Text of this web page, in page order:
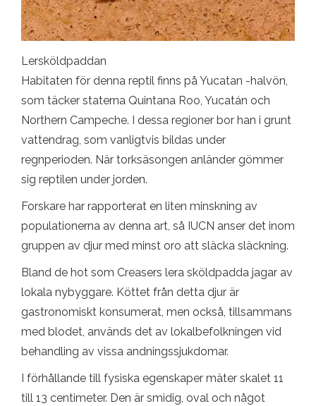
Lersköldpaddan
Habitaten för denna reptil finns på Yucatan -halvön,
som täcker staterna Quintana Roo, Yucatán och
Northern Campeche. I dessa regioner bor han i grunt
vattendrag, som vanligtvis bildas under
regnperioden. När torksäsongen anländer gömmer
sig reptilen under jorden.
Forskare har rapporterat en liten minskning av
populationerna av denna art, så IUCN anser det inom
gruppen av djur med minst oro att släcka släckning.
Bland de hot som Creasers lera sköldpadda jagar av
lokala nybyggare. Köttet från detta djur är
gastronomiskt konsumerat, men också, tillsammans
med blodet, används det av lokalbefolkningen vid
behandling av vissa andningssjukdomar.
I förhållande till fysiska egenskaper mäter skalet 11
till 13 centimeter. Den är smidig, oval och något